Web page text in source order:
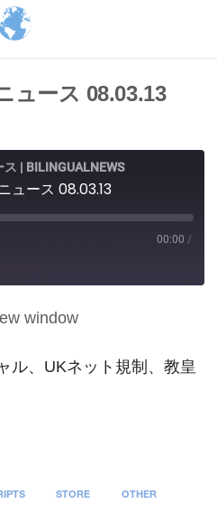
ュース 08.03.13
| BILINGUALNEWS
ュース 08.03.13
00:00 /
window
ル、UKネット規制、教皇
STORE OTHER